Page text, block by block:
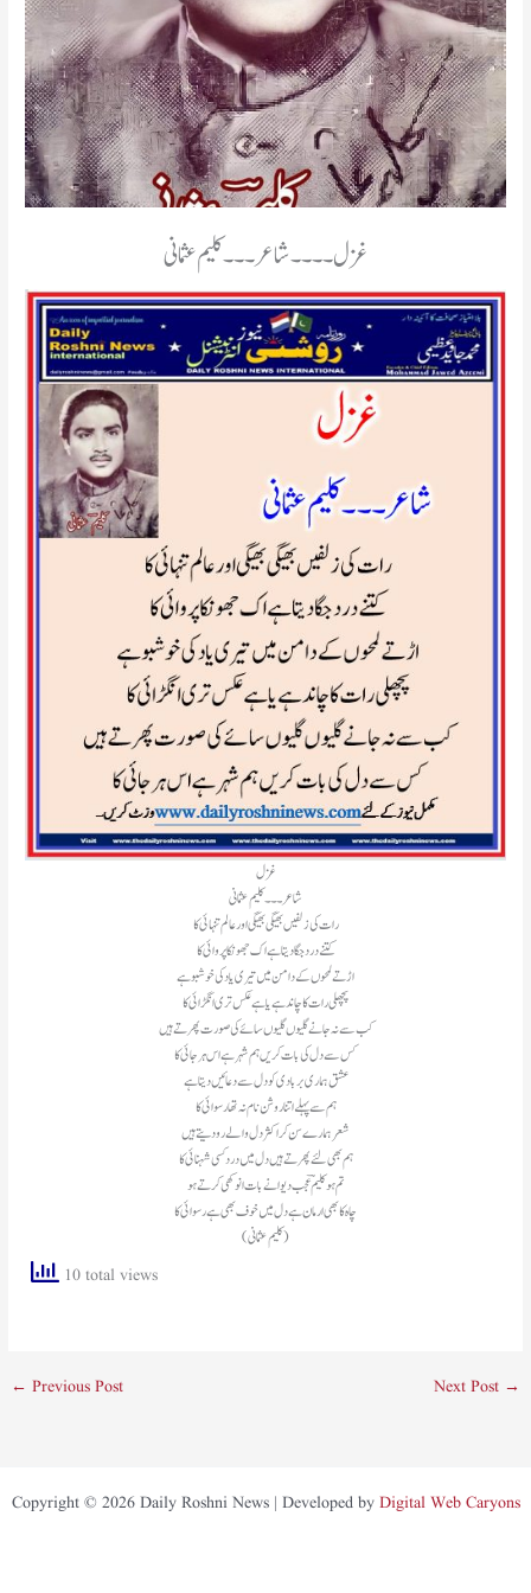
غزل۔۔۔۔شاعر۔۔۔ کلیم عثمانی
غزل
شاعر۔۔۔ کلیم عثمانی
رات کی زلفیں بھیگی بھیگی اور عالم تنہائی کا
کتنے درد جگا دیتا ہے اک جھونکا پروائی کا
اڑتے لمحوں کے دامن میں تیری یاد کی خوشبو ہے
پچھلی رات کا چاند ہے یا ہے عکس تری انگڑائی کا
کب سے نہ جانے گلیوں گلیوں سائے کی صورت پھرتے ہیں
کس سے دل کی بات کریں ہم شہر ہے اس ہر جائی کا
عشق ہماری بربادی کو دل سے دعائیں دیتا ہے
ہم سے پہلے اتنا روشن نام نہ تھا رسوائی کا
شعر ہمارے سن کر اکثر دل والے رو دیتے ہیں
ہم بھی لئے پھرتے ہیں دل میں درد کسی شہنائی کا
تم ہو کلیمؔ عجب دیوانے بات انوکھی کرتے ہو
چاہ کا بھی ارمان ہے دل میں خوف بھی ہے رسوائی کا
(کلیم عثمانی)
10 total views
← Previous Post Next Post →
Copyright © 2026 Daily Roshni News | Developed by Digital Web Caryons